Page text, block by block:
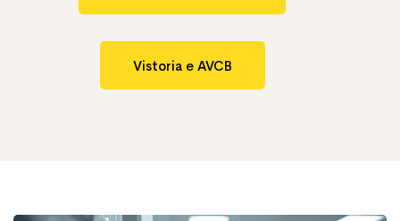
Vistoria e AVCB